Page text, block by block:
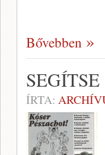
Bővebben
ÍRTA: